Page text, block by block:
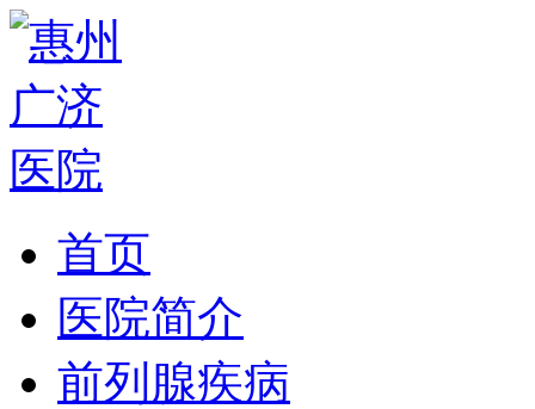
首页
医院简介
前列腺疾病